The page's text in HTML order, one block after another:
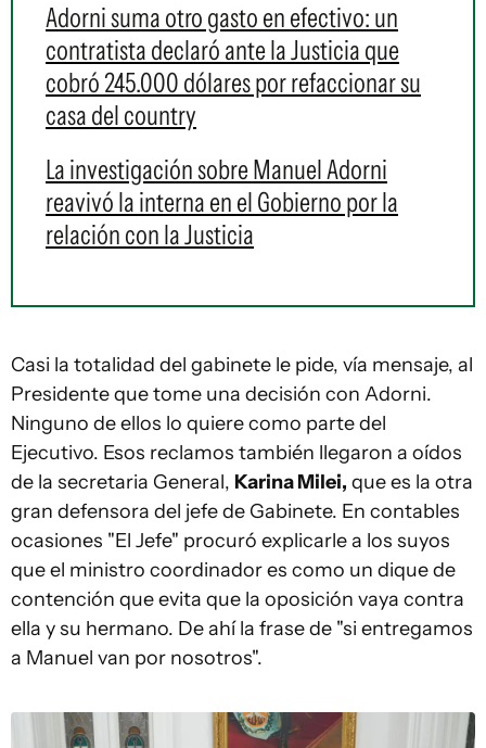
Adorni suma otro gasto en efectivo: un
contratista declaró ante la Justicia que
cobró 245.000 dólares por refaccionar su
casa del country
La investigación sobre Manuel Adorni
reavivó la interna en el Gobierno por la
relación con la Justicia
Casi la totalidad del gabinete le pide, vía mensaje, al
Presidente que tome una decisión con Adorni.
Ninguno de ellos lo quiere como parte del
Ejecutivo. Esos reclamos también llegaron a oídos
de la secretaria General, Karina Milei, que es la otra
gran defensora del jefe de Gabinete. En contables
ocasiones "El Jefe" procuró explicarle a los suyos
que el ministro coordinador es como un dique de
contención que evita que la oposición vaya contra
ella y su hermano. De ahí la frase de "si entregamos
a Manuel van por nosotros".